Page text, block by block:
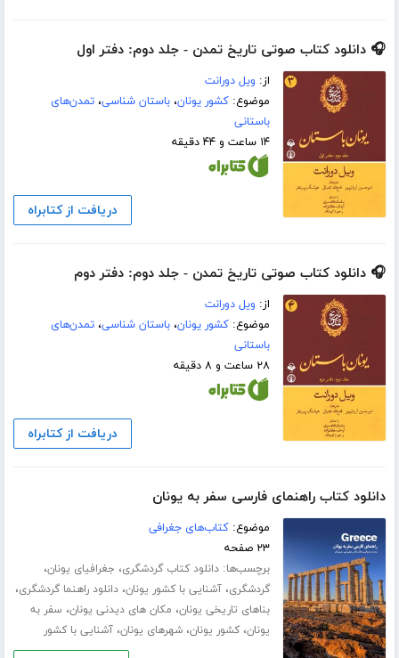
🎧 دانلود کتاب صوتی تاریخ تمدن - جلد دوم: دفتر اول
از: ویل دورانت
موضوع:کشور یونان،باستان شناسی،تمدن‌های
باستانی
۱۴ ساعت و ۴۴ دقیقه
دریافت از کتابراه
🎧 دانلود کتاب صوتی تاریخ تمدن - جلد دوم: دفتر دوم
از: ویل دورانت
موضوع:کشور یونان،باستان شناسی،تمدن‌های
باستانی
۲۸ ساعت و ۸ دقیقه
دریافت از کتابراه
دانلود کتاب راهنمای فارسی سفر به یونان
موضوع:کتاب‌های جغرافی
۲۳ صفحه
برچسب‌ها:دانلود کتاب گردشگری، جغرافیای یونان،
گردشگری،آشنایی با کشور یونان،دانلود راهنما گردشگری،
بناهای تاریخی یونان، مکان های دیدنی یونان، سفر به
یونان،کشور یونان،شهرهای یونان،آشنایی با کشور